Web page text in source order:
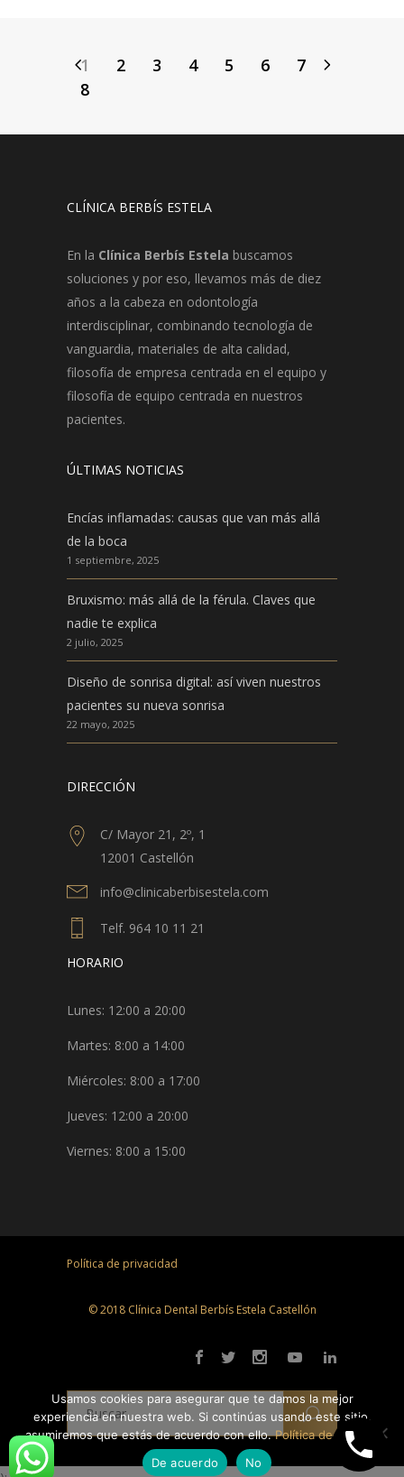
1 2 3 4 5 6
7
8
CLÍNICA BERBÍS ESTELA
En la Clínica Berbís Estela buscamos
soluciones y por eso, llevamos más de diez
años a la cabeza en odontología
interdisciplinar, combinando tecnología de
vanguardia, materiales de alta calidad,
filosofía de empresa centrada en el equipo y
filosofía de equipo centrada en nuestros
pacientes.
ÚLTIMAS NOTICIAS
Encías inflamadas: causas que van más allá
de la boca
1 septiembre, 2025
Bruxismo: más allá de la férula. Claves que
nadie te explica
2 julio, 2025
Diseño de sonrisa digital: así viven nuestros
pacientes su nueva sonrisa
22 mayo, 2025
DIRECCIÓN
C/ Mayor 21, 2º, 1
12001 Castellón
info@clinicaberbisestela.com
Telf. 964 10 11 21
HORARIO
Lunes: 12:00 a 20:00
Martes: 8:00 a 14:00
Miércoles: 8:00 a 17:00
Jueves: 12:00 a 20:00
Viernes: 8:00 a 15:00
Política de privacidad
© 2018 Clínica Dental Berbís Estela Castellón
Usamos cookies para asegurar que te damos la mejor
experiencia en nuestra web. Si continúas usando este sitio,
asumiremos que estás de acuerdo con ello.Política de cookies
De acuerdo
No